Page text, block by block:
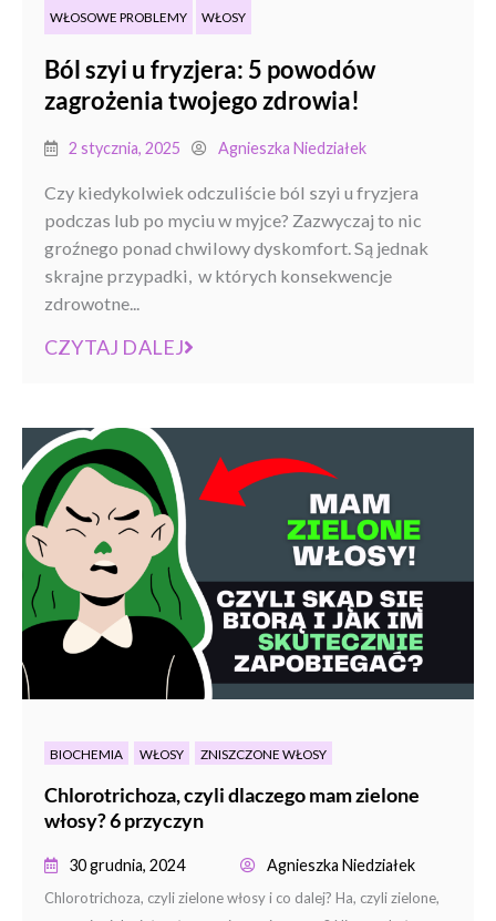
WŁOSOWE PROBLEMY WŁOSY
Ból szyi u fryzjera: 5 powodów
zagrożenia twojego zdrowia!
2 stycznia, 2025 Agnieszka Niedziałek
Czy kiedykolwiek odczuliście ból szyi u fryzjera
podczas lub po myciu w myjce? Zazwyczaj to nic
groźnego ponad chwilowy dyskomfort. Są jednak
skrajne przypadki, w których konsekwencje
zdrowotne...
CZYTAJ DALEJ
BIOCHEMIA WŁOSY ZNISZCZONE WŁOSY
Chlorotrichoza, czyli dlaczego mam zielone
włosy? 6 przyczyn
30 grudnia, 2024 Agnieszka Niedziałek
Chlorotrichoza, czyli zielone włosy i co dalej? Ha, czyli zielone,